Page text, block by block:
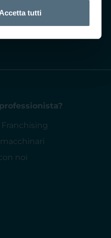
Accetta tutti
noi